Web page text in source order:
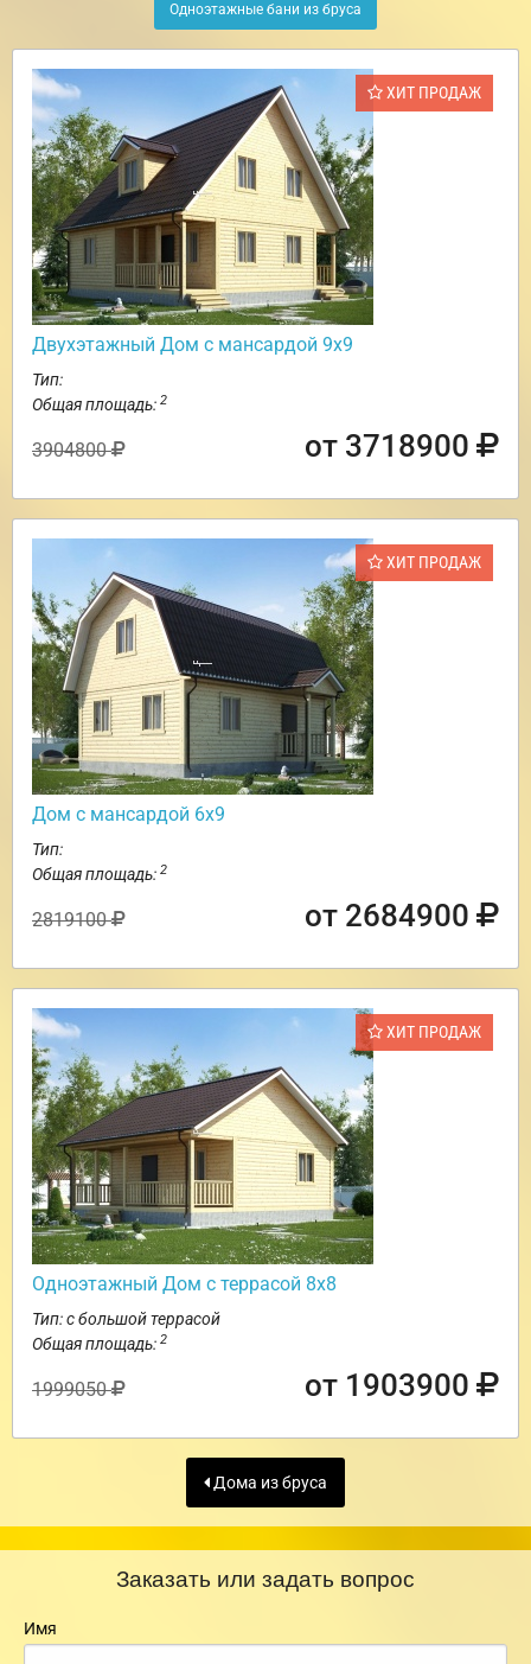
Одноэтажные бани из бруса
ХИТ ПРОДАЖ
Двухэтажный Дом с мансардой 9х9
Тип:
Общая площадь: 2
3904800 от 3718900
ХИТ ПРОДАЖ
Дом с мансардой 6х9
Тип:
Общая площадь: 2
2819100 от 2684900
ХИТ ПРОДАЖ
Одноэтажный Дом с террасой 8х8
Тип: с большой террасой
Общая площадь: 2
1999050 от 1903900
Дома из бруса
Заказать или задать вопрос
Имя